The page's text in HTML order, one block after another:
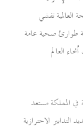
العالمية تفشي
طوارئ صحية عامة
العالم
في المملكة مستعد
التدابير الاحترازية